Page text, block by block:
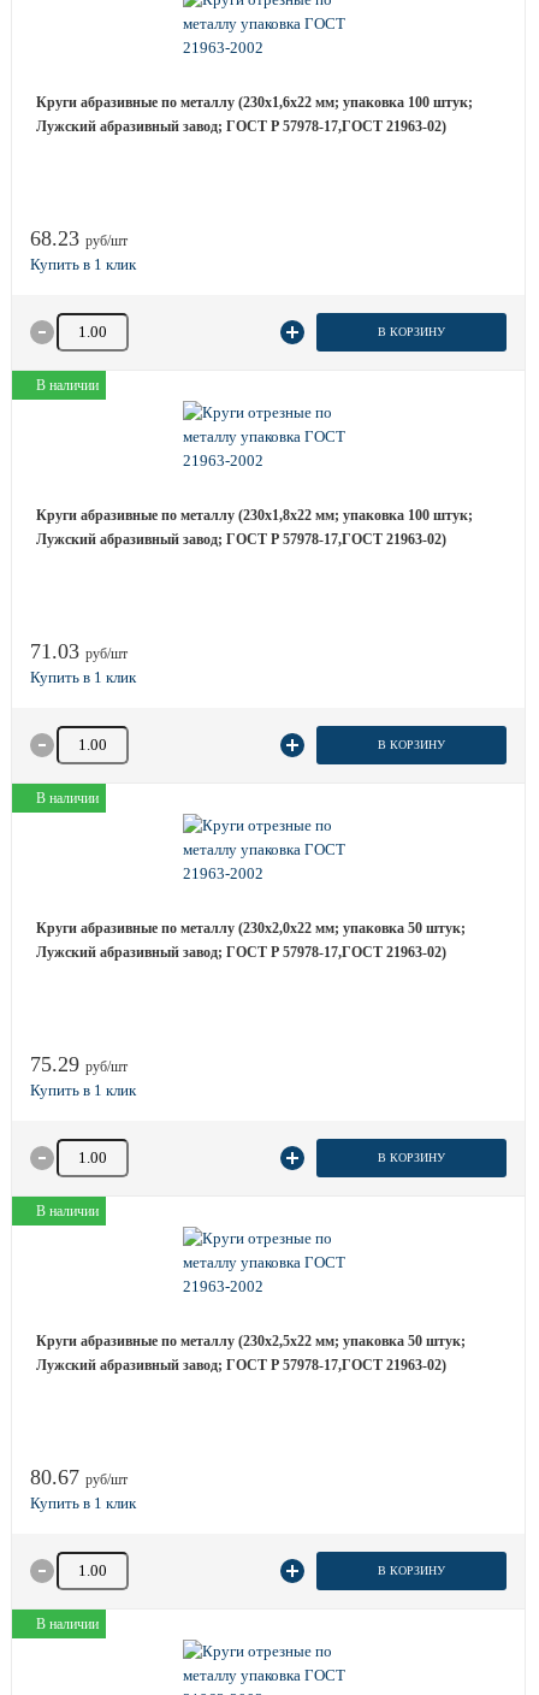
Круги абразивные по металлу (230х1,6х22 мм; упаковка 100 штук;
Лужский абразивный завод; ГОСТ Р 57978-17,ГОСТ 21963-02)
68.23 руб/шт
Количество товара В КОРЗИНУ
В наличии
Круги абразивные по металлу (230х1,8х22 мм; упаковка 100 штук;
Лужский абразивный завод; ГОСТ Р 57978-17,ГОСТ 21963-02)
71.03 руб/шт
Количество товара В КОРЗИНУ
В наличии
Круги абразивные по металлу (230х2,0х22 мм; упаковка 50 штук;
Лужский абразивный завод; ГОСТ Р 57978-17,ГОСТ 21963-02)
75.29 руб/шт
Количество товара В КОРЗИНУ
В наличии
Круги абразивные по металлу (230х2,5х22 мм; упаковка 50 штук;
Лужский абразивный завод; ГОСТ Р 57978-17,ГОСТ 21963-02)
80.67 руб/шт
Количество товара В КОРЗИНУ
В наличии